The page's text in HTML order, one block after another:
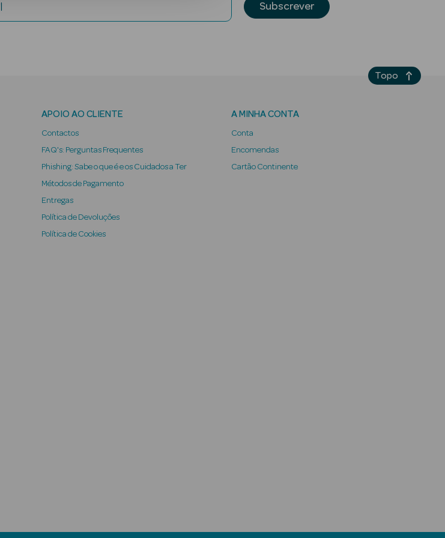
Subscrever
APOIO AO CLIENTE
Contactos
FAQ's: Perguntas Frequentes
Phishing: Sabe o que é e os Cuidados a Ter
Métodos de Pagamento
Entregas
Política de Devoluções
Política de Cookies
A MINHA CONTA
Conta
Encomendas
Cartão Continente
Topo